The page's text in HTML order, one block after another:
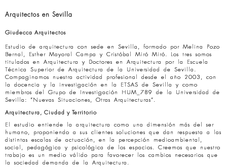
Arquitectos en Sevilla
Giudecca Arquitectos
Estudio de arquitectura con sede en Sevilla, formado por Melina Pozo
Bernal, Esther Mayoral Campa y Cristóbal Miró Miró. Los tres somos
titulados en Arquitectura y Doctores en Arquitectura por la Escuela
Técnica Superior de Arquitectura de la Universidad de Sevilla.
Compaginamos nuestra actividad profesional desde el año 2003, con
la docencia y la investigación en la ETSAS de Sevilla y como
miembros del Grupo de Investigación HUM_789 de la Universidad de
Sevilla: “Nuevas Situaciones, Otras Arquitecturas”.
Arquitectura, Ciudad y Territorio
El estudio entiende la arquitectura como una dimensión más del ser
humano, proponiendo a sus clientes soluciones que dan respuesta a las
distintas escalas de actuación, en la percepción medioambiental,
social, pedagógica y psicológica de los espacios. Creemos que nuestro
trabajo es un medio válido para favorecer los cambios necesarios que
la sociedad demanda de la Arquitectura.